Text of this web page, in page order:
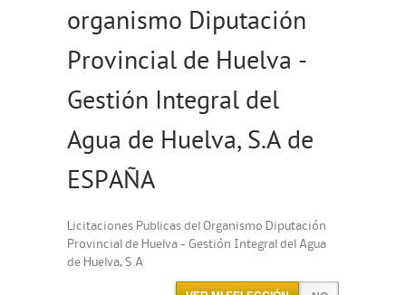
organismo Diputación
Provincial de Huelva -
Gestión Integral del
Agua de Huelva, S.A de
ESPAÑA
Licitaciones Publicas del Organismo Diputación
Provincial de Huelva - Gestión Integral del Agua
de Huelva, S.A